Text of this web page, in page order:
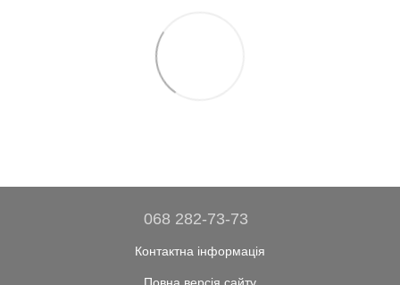
068 282-73-73
Контактна інформація